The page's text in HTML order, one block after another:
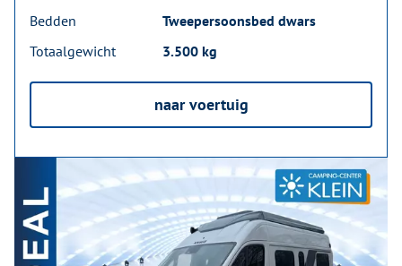
Bedden
Tweepersoonsbed dwars
Totaalgewicht
3.500 kg
naar voertuig